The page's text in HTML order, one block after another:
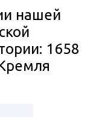
нашей
1658